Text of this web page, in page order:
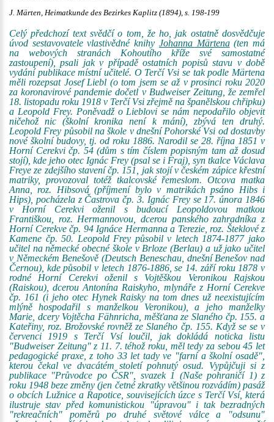
J. Märten, Heimatkunde des Bezirkes Kaplitz (1894), s. 198-199
Celý předchozí text svědčí o tom, že ho, jak ostatně dosvědčuje
úvod sestavovatele vlastivědné knihy Johanna Märtena(ten má
na webových stranách Kohoutího kříže své samostatné
zastoupení), psali jak v případě ostatních popisů stavu v době
vydání publikace místní učitelé. O Terčí Vsi se tak podle Märtena
měli rozepsat Josef Liebl (o tom jsem se až v prosinci roku 2020
za koronavirové pandemie dočetl v Budweiser Zeitung, že zemřel
18. listopadu roku 1918 v Terčí Vsi zřejmě na španělskou chřipku)
a Leopold Frey. Poněvadž o Lieblovi se nám nepodařilo objevit
ničehož nic (školní kronika není k mání), zbývá ten druhý.
Leopold Frey působil na škole v dnešní Pohorské Vsi od dostavby
nové školní budovy, tj. od roku 1886. Narodil se 28. října 1851 v
Horní Cerekvi čp. 54 (dům s tím číslem popisným tam až dosud
stojí), kde jeho otec Ignác Frey (psal se i Fraj), syn tkalce Václava
Freye ze zdejšího stavení čp. 151, jak stojí v českém zápice křestní
matriky, provozoval totéž tkalcovské řemeslom. Otcova matka
Anna, roz. Hibsová (příjmení bylo v matrikách psáno Hibs i
Hips), pocházela z Častrova čp. 3. Ignác Frey se 17. února 1846
v Horní Cerekvi oženil s budoucí Leopoldovou matkou
Františkou, roz. Hermannovou, dcerou panského zahradníka z
Horní Cerekve čp. 94 Ignáce Hermanna a Terezie, roz. Šteklové z
Kamene čp. 50. Leopold Frey působil v letech 1874-1877 jako
učitel na německé obecné škole v Brloze (Berlau) a už jako učitel
v Německém Benešově (Deutsch Beneschau, dnešní Benešov nad
Černou), kde působil v letech 1876-1886, se 14. září roku 1878 v
rodné Horní Cerekvi oženil s Vojtěškou Veronikou Rajskou
(Raiskou), dcerou Antonína Raiskyho, mlynáře z Horní Cerekve
čp. 161 (i jeho otec Hynek Raisky na tom dnes už neexistujícím
mlýně hospodařil s manželkou Veronikou), a jeho manželky
Marie, dcery Vojtěcha Fähnricha, měšťana ze Slaného čp. 155. a
Kateřiny, roz. Brožovské rovněž ze Slaného čp. 155. Když se se v
červenci 1919 s Terčí Vsí loučil, jak dokládá noticka listu
"Budweiser Zeitung" z 11. 7. téhož roku, měl tedy za sebou 45 let
pedagogické praxe, z toho 33 let tady ve "farní a školní osadě",
kterou čekal ve dvacátém století pohnutý osud. Vypůjčuji si z
publikace "Průvodce po ČSR", svazek 1 (Naše pohraničí 1) z
roku 1948 beze změny (jen četné zkratky většinou rozvádím) pasáž
o obcích Lužnice a Rapotice, souvisejících úzce s Terčí Vsí, která
ilustruje stav před komunistickou "úpravou" i tak bezradných
"rekreačních" poměrů po druhé světové válce a "odsunu"